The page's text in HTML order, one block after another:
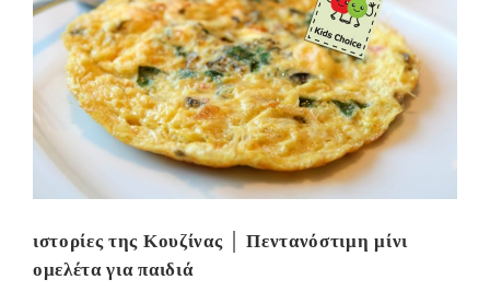
ιστορίες της Κουζίνας │ Πεντανόστιμη μίνι
ομελέτα για παιδιά